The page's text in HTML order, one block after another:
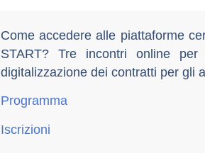
Come accedere alle piattaforme
START? Tre incontri online
digitalizzazione dei contratti per gli
Programma
Iscrizioni